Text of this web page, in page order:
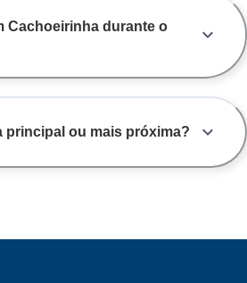
Cachoeirinha durante o
principal ou mais próxima?